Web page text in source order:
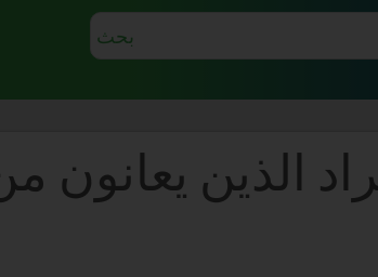
استعلام
البحث
الذين